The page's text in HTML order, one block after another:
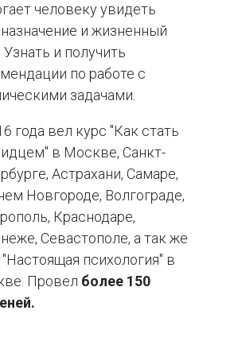
человеку увидеть
и жизненный
Узнать и получить
по работе с
задачами.
года вел курс "Как стать
в Москве, Санкт-
Астрахани, Самаре,
Новгороде, Волгограде,
Краснодаре,
Севастополе, а так же
"Настоящая психология" в
Провел более 150